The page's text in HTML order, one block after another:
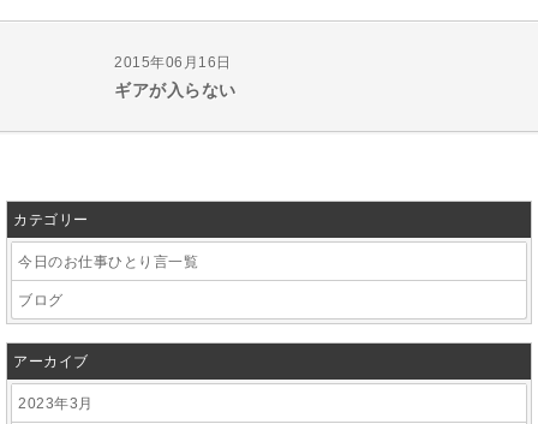
2015年06月16日
ギアが入らない
カテゴリー
今日のお仕事ひとり言一覧
ブログ
アーカイブ
2023年3月